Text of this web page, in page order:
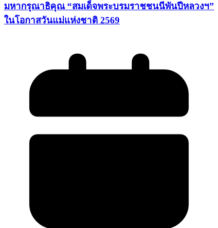
มหากรุณาธิคุณ “สมเด็จพระบรมราชชนนีพันปีหลวงฯ”
ในโอกาสวันแม่แห่งชาติ 2569